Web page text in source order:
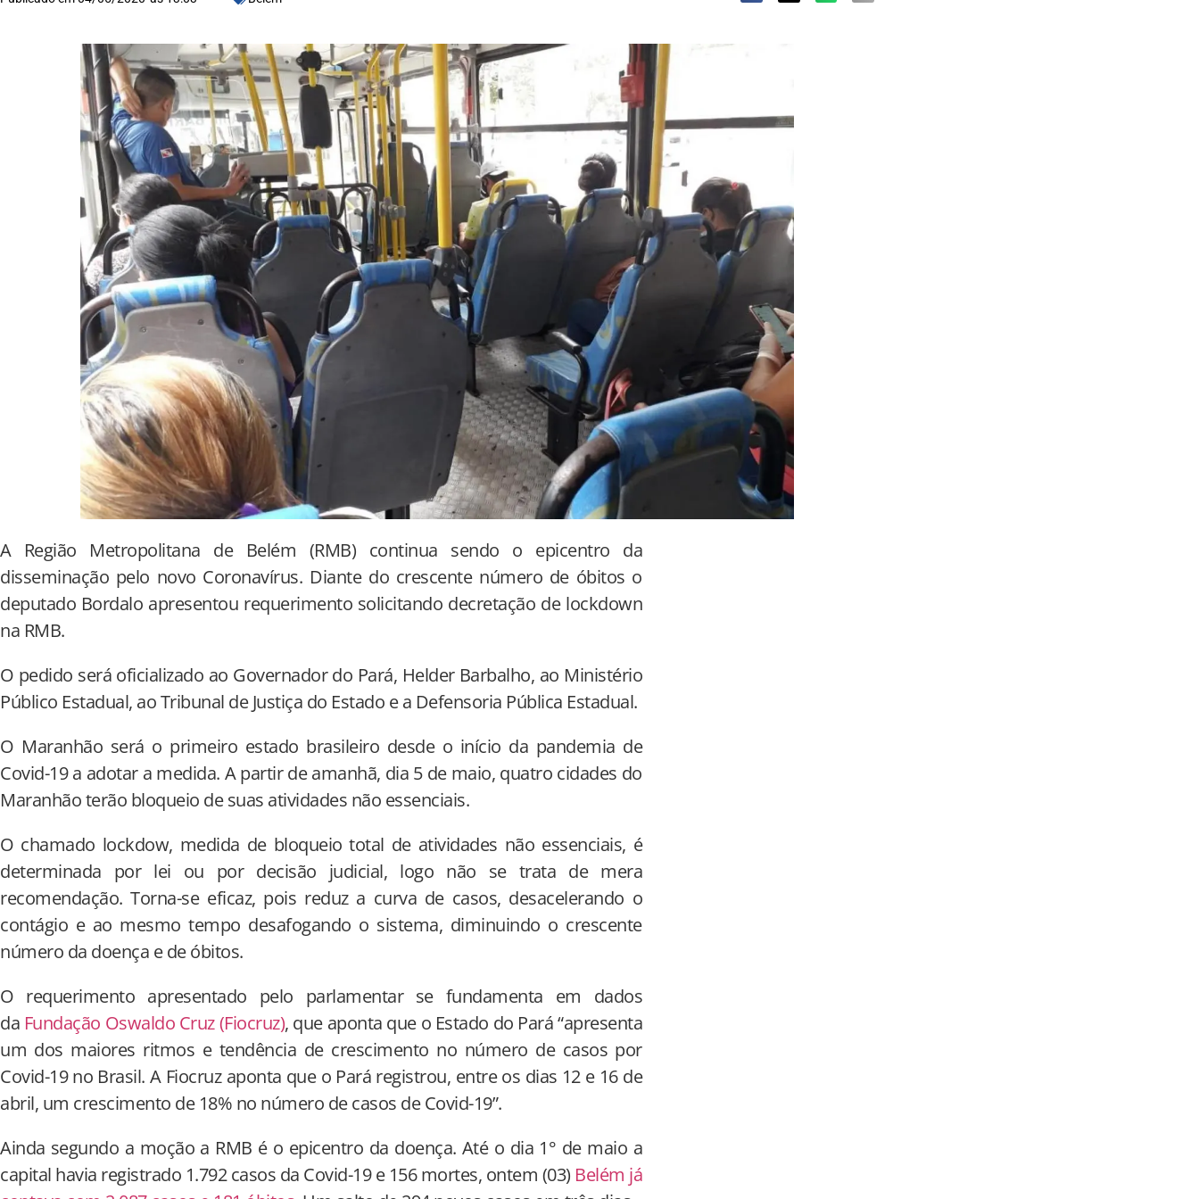
A Região Metropolitana de Belém (RMB) continua sendo o epicentro da
disseminação pelo novo Coronavírus. Diante do crescente número de óbitos o
deputado Bordalo apresentou requerimento solicitando decretação de lockdown
na RMB.
O pedido será oficializado ao Governador do Pará, Helder Barbalho, ao Ministério
Público Estadual, ao Tribunal de Justiça do Estado e a Defensoria Pública Estadual.
O Maranhão será o primeiro estado brasileiro desde o início da pandemia de
Covid-19 a adotar a medida. A partir de amanhã, dia 5 de maio, quatro cidades do
Maranhão terão bloqueio de suas atividades não essenciais.
O chamado lockdow, medida de bloqueio total de atividades não essenciais, é
determinada por lei ou por decisão judicial, logo não se trata de mera
recomendação. Torna-se eficaz, pois reduz a curva de casos, desacelerando o
contágio e ao mesmo tempo desafogando o sistema, diminuindo o crescente
número da doença e de óbitos.
O requerimento apresentado pelo parlamentar se fundamenta em dados
da Fundação Oswaldo Cruz (Fiocruz), que aponta que o Estado do Pará “apresenta
um dos maiores ritmos e tendência de crescimento no número de casos por
Covid-19 no Brasil. A Fiocruz aponta que o Pará registrou, entre os dias 12 e 16 de
abril, um crescimento de 18% no número de casos de Covid-19”.
Ainda segundo a moção a RMB é o epicentro da doença. Até o dia 1° de maio a
capital havia registrado 1.792 casos da Covid-19 e 156 mortes, ontem (03) Belém já